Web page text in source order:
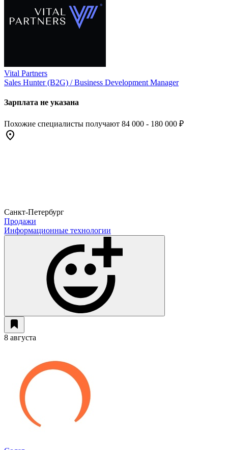
Vital Partners
Sales Hunter (B2G) / Business Development Manager
Зарплата не указана
Похожие специалисты получают 84 000 - 180 000 ₽
Санкт-Петербург
Продажи
Информационные технологии
8 августа